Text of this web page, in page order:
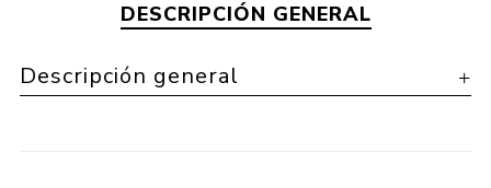
DESCRIPCIÓN GENERAL
Descripción general